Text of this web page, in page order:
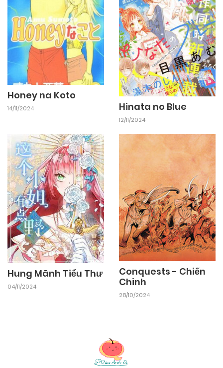
Honey na Koto
14/11/2024 Hinata no Blue
12/11/2024
Hung Mãnh Tiểu Thư
04/11/2024
Conquests - Chiến
Chinh
28/10/2024